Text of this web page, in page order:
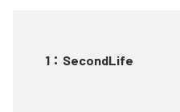
1 ： SecondLife